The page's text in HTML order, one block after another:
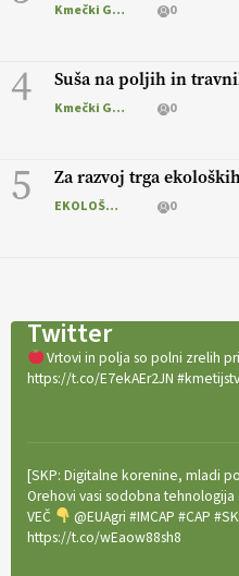
Kmečki Glas 0
4 Suša na poljih in
Kmečki Glas 0
5 Za razvoj trga
EKOLOŠKO LOGIČNO 0
Twitter
Vrtovi in polja so polni zrelih
https://t.co/E7ekAEr2JN
[SKP: Digitalne korenine, mladi
Orehovi vasi sodobna
VEČ
@EUAgri #IMCAP #CAP
https://t.co/wEaow88sh8